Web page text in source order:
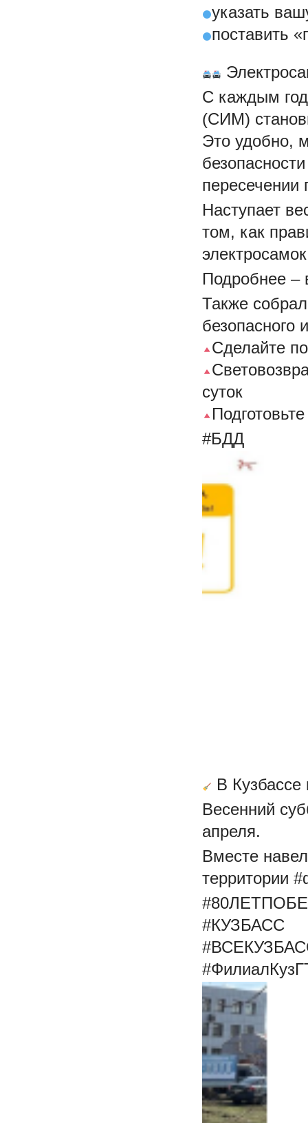
указать
поставить
С каждым
(СИМ)
Это удобно,
пересечении
Наступает
том, как
Подробнее –
Также
безопасного
Сделайте
суток
#БДД
В Кузбассе
Весенний
апреля.
Вместе
территории
#КУЗБАСС